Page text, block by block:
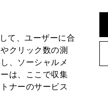
て、ユーザーに合
クリック数の測
、ソーシャルメ
は、ここで収集
ナーのサービス